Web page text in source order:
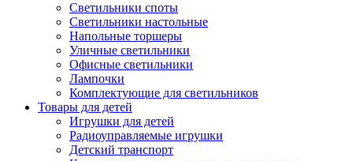
Светильники споты
Светильники настольные
Напольные торшеры
Уличные светильники
Офисные светильники
Лампочки
Комплектующие для светильников
Товары для детей
Игрушки для детей
Радиоуправляемые игрушки
Детский транспорт